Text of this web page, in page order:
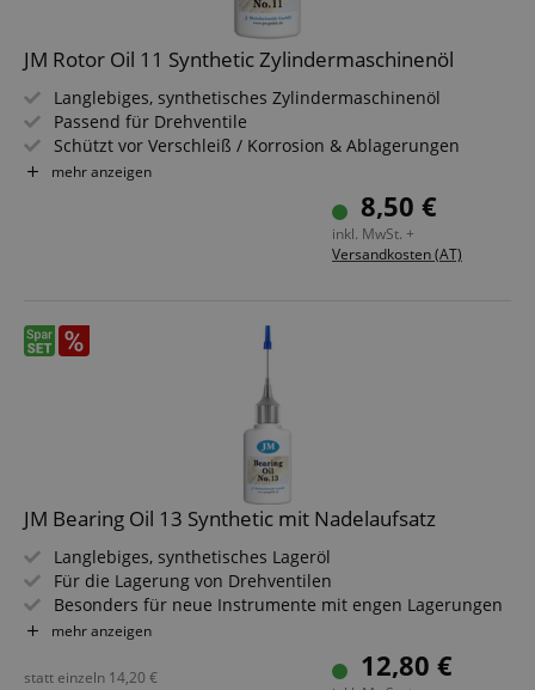
JM Rotor Oil 11 Synthetic Zylindermaschinenöl
Langlebiges, synthetisches Zylindermaschinenöl
Passend für Drehventile
Schützt vor Verschleiß / Korrosion & Ablagerungen
Geruchsneutral - nicht klumpend
mehr anzeigen
8,50 €
inkl. MwSt. +
Versandkosten (AT)
JM Bearing Oil 13 Synthetic mit Nadelaufsatz
Langlebiges, synthetisches Lageröl
Für die Lagerung von Drehventilen
Besonders für neue Instrumente mit engen Lagerungen
Schützt vor Verschleiß & Korrosion
Inhalt: 30 ml
mehr anzeigen
12,80 €
statt einzeln 14,20 €